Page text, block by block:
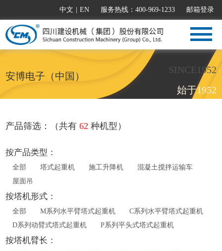
中文 EN 服务热线：400-969-1233 邮箱登录
安博电子（中国）
SINCE1952
始于1952
产品筛选：（共有62 种机型）
按产品类型：
全部 塔式起重机 施工升降机
混凝土搅拌运输车
屋面吊
按塔机形式：
全部 M系列水平臂塔式起重机
C系列水平臂塔式起重机
D系列动臂式塔式起重机
P系列平头式塔式起重机
按塔机臂长：